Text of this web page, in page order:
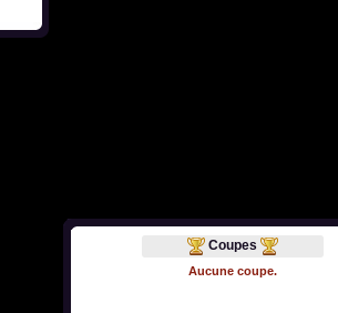
Coupes
Aucune coupe.